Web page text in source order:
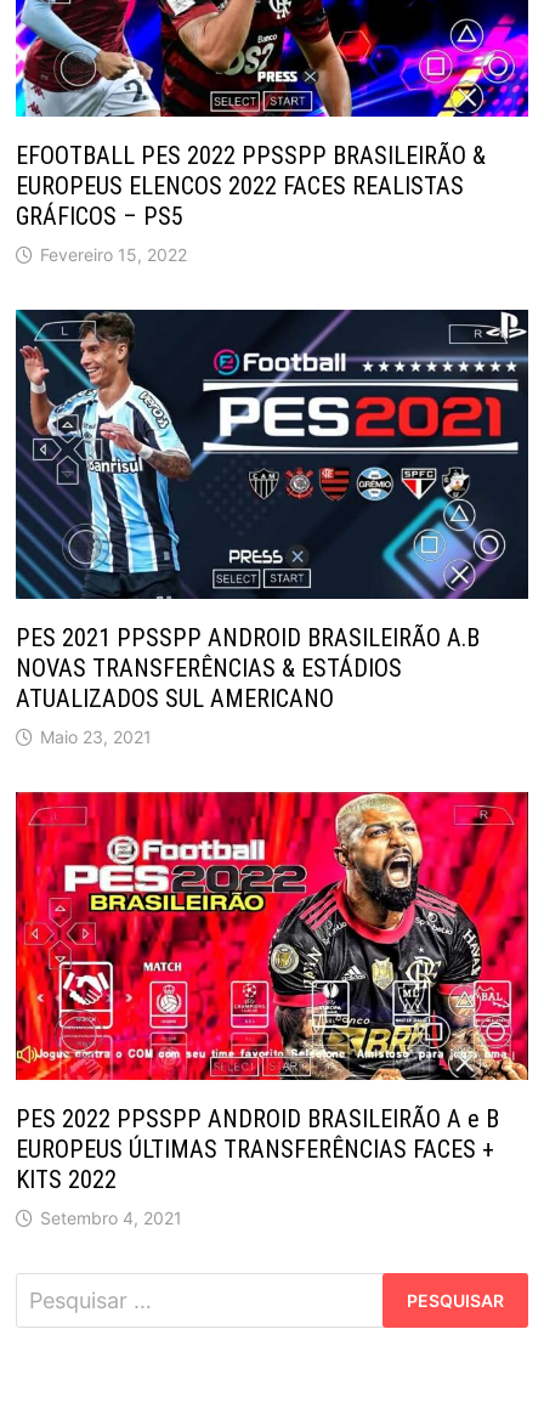
EFOOTBALL PES 2022 PPSSPP BRASILEIRÃO &
EUROPEUS ELENCOS 2022 FACES REALISTAS
GRÁFICOS – PS5
Fevereiro 15, 2022
PES 2021 PPSSPP ANDROID BRASILEIRÃO A.B
NOVAS TRANSFERÊNCIAS & ESTÁDIOS
ATUALIZADOS SUL AMERICANO
Maio 23, 2021
PES 2022 PPSSPP ANDROID BRASILEIRÃO A e B
EUROPEUS ÚLTIMAS TRANSFERÊNCIAS FACES +
KITS 2022
Setembro 4, 2021
Pesquisar
por: